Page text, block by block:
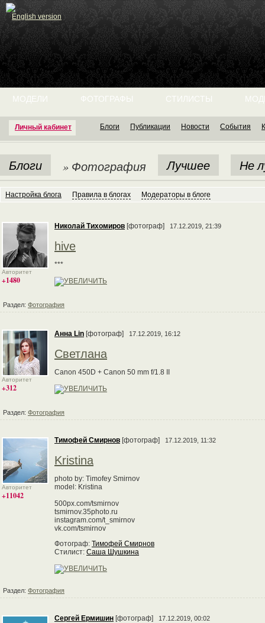
English version
Личный кабинет
МОДЕЛИ ФОТОГРАФЫ СТИЛИСТЫ
Блоги Публикации Новости События
Блоги » Фотография Лучшее Не
Настройка блога Правила в блогах Модераторы в блоге
Авторитет
+1480
Николай Тихомиров [фотограф] 17.12.2019, 21:39
hive
***
Раздел: Фотография
Авторитет
+312
Анна Lin [фотограф] 17.12.2019, 16:12
Светлана
Canon 450D + Canon 50 mm f/1.8 II
Раздел: Фотография
Авторитет
+11042
Тимофей Смирнов [фотограф] 17.12.2019, 11:32
Kristina
photo by: Timofey Smirnov
model: Kristina
500px.com/tsmirnov
tsmirnov.35photo.ru
instagram.com/t_smirnov
vk.com/tsmirnov
Фотограф: Тимофей Смирнов
Стилист: Саша Шушкина
Раздел: Фотография
Сергей Ермишин [фотограф] 17.12.2019, 00:02